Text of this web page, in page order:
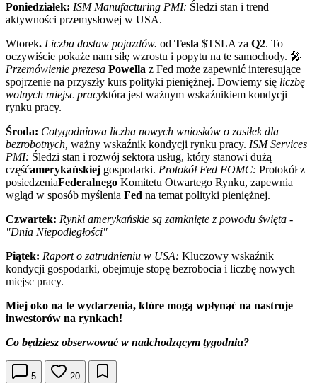
Poniedziałek: ISM Manufacturing PMI: Śledzi stan i trend
aktywności przemysłowej w USA.
Wtorek. Liczba dostaw pojazdów. od Tesla $TSLA za Q2. To
oczywiście pokaże nam siłę wzrostu i popytu na te samochody. 🎤
Przemówienie prezesa Powella z Fed może zapewnić interesujące
spojrzenie na przyszły kurs polityki pieniężnej. Dowiemy się liczbę
wolnych miejsc pracyktóra jest ważnym wskaźnikiem kondycji
rynku pracy.
Środa: Cotygodniowa liczba nowych wniosków o zasiłek dla
bezrobotnych, ważny wskaźnik kondycji rynku pracy. ISM Services
PMI: Śledzi stan i rozwój sektora usług, który stanowi dużą
częśćamerykańskiej gospodarki. Protokół Fed FOMC: Protokół z
posiedzeniaFederalnego Komitetu Otwartego Rynku, zapewnia
wgląd w sposób myślenia Fed na temat polityki pieniężnej.
Czwartek: Rynki amerykańskie są zamknięte z powodu święta -
"Dnia Niepodległości"
Piątek: Raport o zatrudnieniu w USA: Kluczowy wskaźnik
kondycji gospodarki, obejmuje stopę bezrobocia i liczbę nowych
miejsc pracy.
Miej oko na te wydarzenia, które mogą wpłynąć na nastroje
inwestorów na rynkach!
Co będziesz obserwować w nadchodzącym tygodniu?
5 20